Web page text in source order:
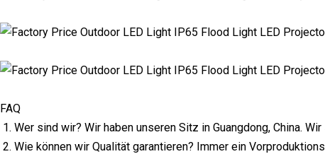
FAQ
Wer sind wir? Wir haben unseren Sitz in Guangdong, China.
Wie können wir Qualität garantieren? Immer ein